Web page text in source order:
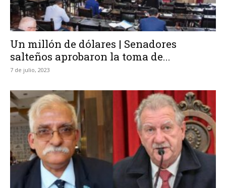
Un millón de dólares | Senadores
salteños aprobaron la toma de...
7 de julio, 2023